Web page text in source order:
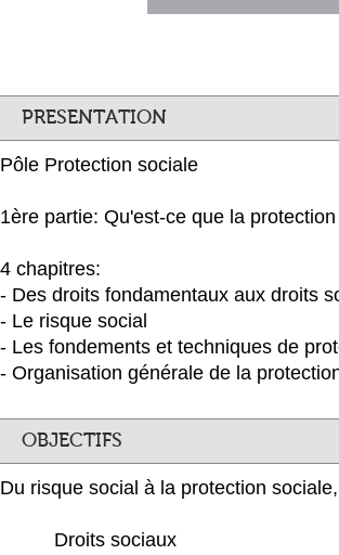
PRESENTATION
Pôle Protection sociale
1ère partie: Qu'est-ce que la
4 chapitres:
- Des droits fondamentaux aux droits
- Le risque social
- Les fondements et techniques de
- Organisation générale de la
OBJECTIFS
Du risque social à la protection
Droits sociaux